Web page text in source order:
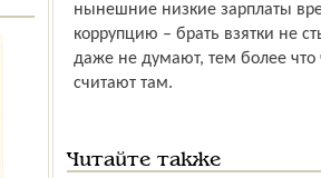
нынешние низкие зарплаты
коррупцию – брать взятки не
даже не думают, тем более что
считают там.
Читайте также